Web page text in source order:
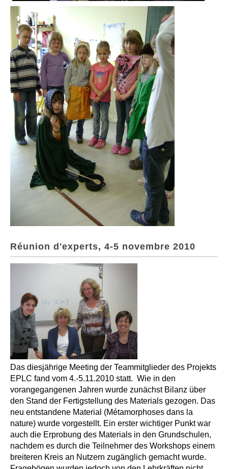
Réunion d'experts, 4-5 novembre 2010
Das diesjährige Meeting der Teammitglieder des Projekts
EPLC fand vom 4.-5.11.2010 statt. Wie in den
vorangegangenen Jahren wurde zunächst Bilanz über
den Stand der Fertigstellung des Materials gezogen. Das
neu entstandene Material (Métamorphoses dans la
nature) wurde vorgestellt. Ein erster wichtiger Punkt war
auch die Erprobung des Materials in den Grundschulen,
nachdem es durch die Teilnehmer des Workshops einem
breiteren Kreis an Nutzern zugänglich gemacht wurde.